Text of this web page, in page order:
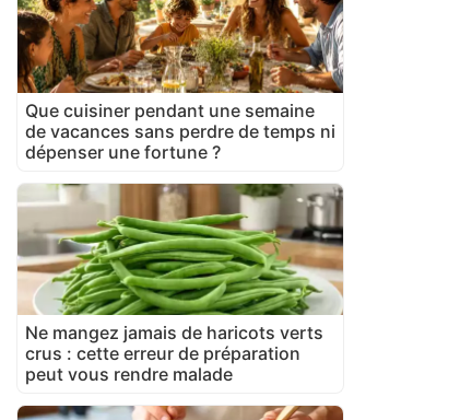
Que cuisiner pendant une semaine
de vacances sans perdre de temps ni
dépenser une fortune ?
Ne mangez jamais de haricots verts
crus : cette erreur de préparation
peut vous rendre malade